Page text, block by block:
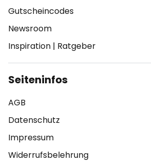
Gutscheincodes
Newsroom
Inspiration | Ratgeber
Seiteninfos
AGB
Datenschutz
Impressum
Widerrufsbelehrung